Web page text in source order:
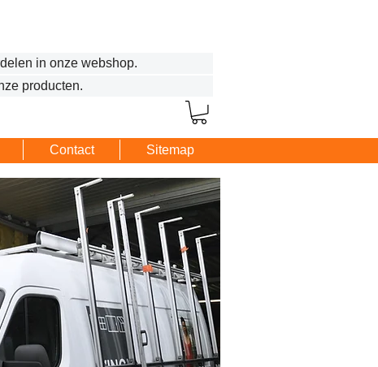
in onze webshop.
producten.
Contact Sitemap